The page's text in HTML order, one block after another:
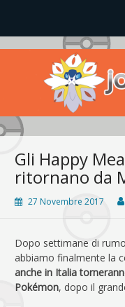
Johto World
Le novità più frizzanti
Gli Happy
ritornano da
27 Novembre 2017
Dopo settimane di
abbiamo finalmente la
anche in Italia
Pokémon, dopo il